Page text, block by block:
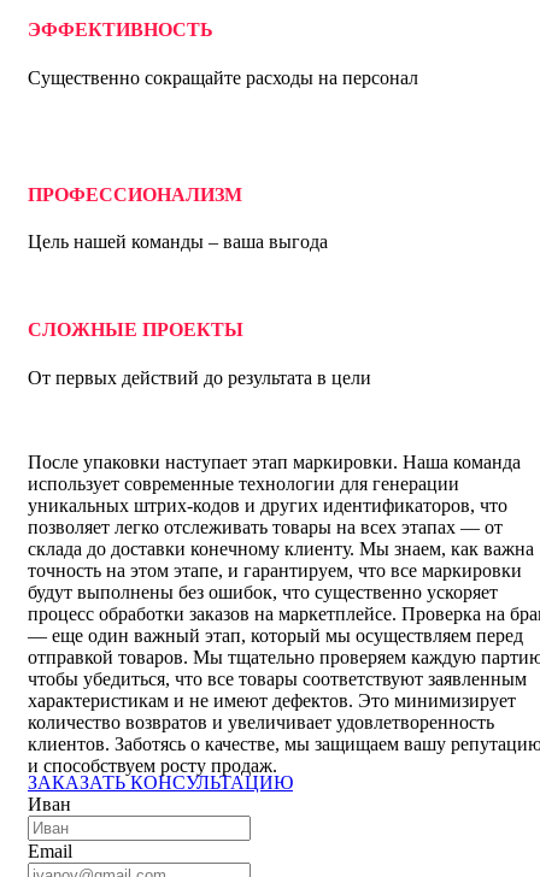
ЭФФЕКТИВНОСТЬ
Существенно сокращайте расходы на персонал
ПРОФЕССИОНАЛИЗМ
Цель нашей команды – ваша выгода
СЛОЖНЫЕ ПРОЕКТЫ
От первых действий до результата в цели
После упаковки наступает этап маркировки. Наша команда
использует современные технологии для генерации
уникальных штрих-кодов и других идентификаторов, что
позволяет легко отслеживать товары на всех этапах — от
склада до доставки конечному клиенту. Мы знаем, как важна
точность на этом этапе, и гарантируем, что все маркировки
будут выполнены без ошибок, что существенно ускоряет
процесс обработки заказов на маркетплейсе. Проверка на
— еще один важный этап, который мы осуществляем перед
отправкой товаров. Мы тщательно проверяем каждую
чтобы убедиться, что все товары соответствуют заявленным
характеристикам и не имеют дефектов. Это минимизирует
количество возвратов и увеличивает удовлетворенность
клиентов. Заботясь о качестве, мы защищаем вашу
и способствуем росту продаж.
ЗАКАЗАТЬ КОНСУЛЬТАЦИЮ
Иван
Email